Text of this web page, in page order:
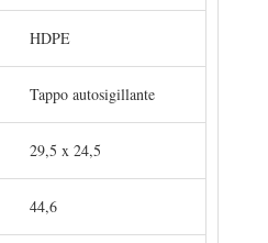
HDPE
Tappo autosigillante
29,5 x 24,5
44,6